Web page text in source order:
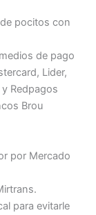
pocitos con
de pago
Lider,
Redpagos
Brou
por Mercado
para evitarle